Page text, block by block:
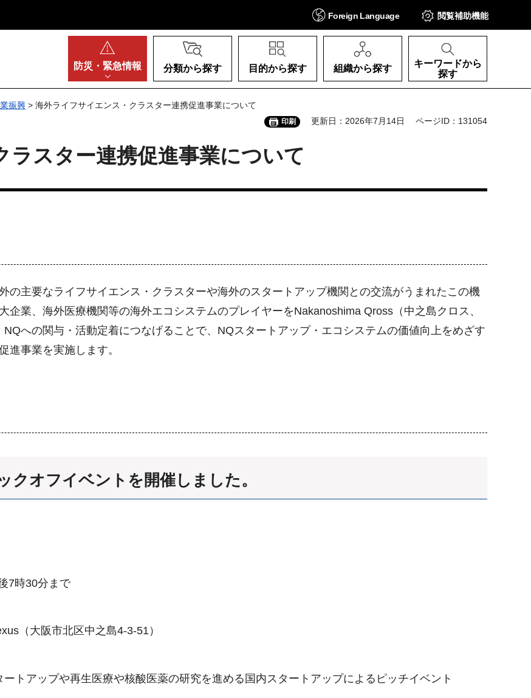
Foreign Language 閲覧補助機能
防災・ 緊急情報 分類から探す 目的から探す 組織から探す
キーワードから
探す
振興 > 海外ライフサイエンス・クラスター連携促進事業について
印刷 更新日：2026年7月14日 ページID：131054
スター連携促進事業について
主要なライフサイエンス・クラスターや海外のスタートアップ機関との交流がうまれたこの機
企業、海外医療機関等の海外エコシステムのプレイヤーをNakanoshima Qross（中之島クロス、
への関与・活動定着につなげることで、NQスタートアップ・エコシステムの価値向上をめざす
進事業を実施します。
クオフイベントを開催しました。
7時30分まで
（大阪市北区中之島4-3-51）
トアップや再生医療や核酸医薬の研究を進める国内スタートアップによるピッチイベント